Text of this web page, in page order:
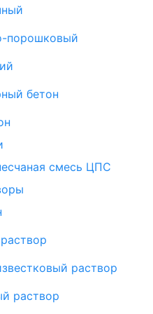
порошковый
бетон
смесь ЦПС
раствор
раствор